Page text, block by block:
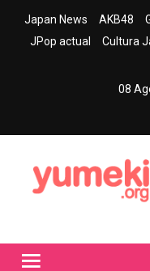
Japan News AKB48
JPop actual
Cultura
08